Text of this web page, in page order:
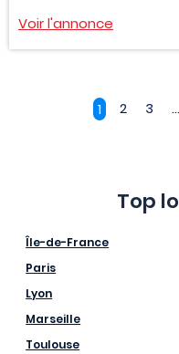
Voir l'annonce
1 2 3 ...
Top
Île-de-France
Paris
Lyon
Marseille
Toulouse